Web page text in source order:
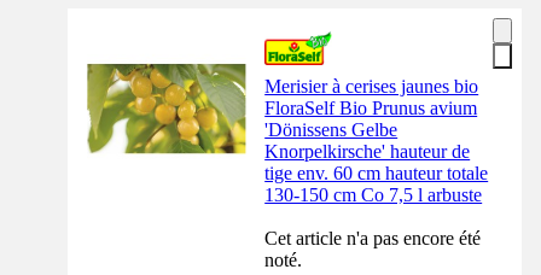
Merisier à cerises jaunes bio
FloraSelf Bio Prunus avium
'Dönissens Gelbe
Knorpelkirsche' hauteur de
tige env. 60 cm hauteur totale
130-150 cm Co 7,5 l arbuste
Cet article n'a pas encore été
noté.